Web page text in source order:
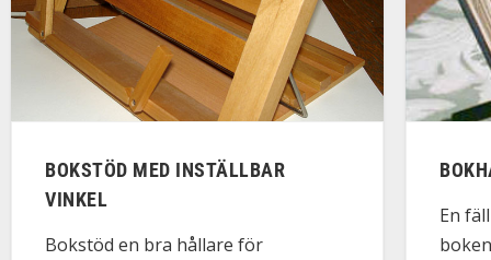
BOKSTÖD MED INSTÄLLBAR
VINKEL
Bokstöd en bra hållare för
En